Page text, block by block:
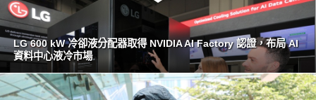
LG 600 kW 冷卻液分配器取得 NVIDIA AI Factory 認證，布局 AI
資料中心液冷市場